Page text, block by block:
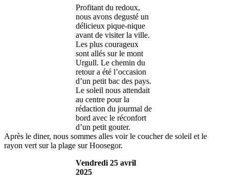
Profitant du redoux,
nous avons degusté un
délicieux pique-nique
avant de visiter la ville.
Les plus courageux
sont allés sur le mont
Urgull. Le chemin du
retour a été l’occasion
d’un petit bac des pays.
Le soleil nous attendait
au centre pour la
rédaction du jourmal de
bord avec le réconfort
d’un petit gouter.
Après le diner, nous sommes alles voir le coucher de soleil et le
rayon vert sur la plage sur Hoosegor.
Vendredi 25 avril
2025